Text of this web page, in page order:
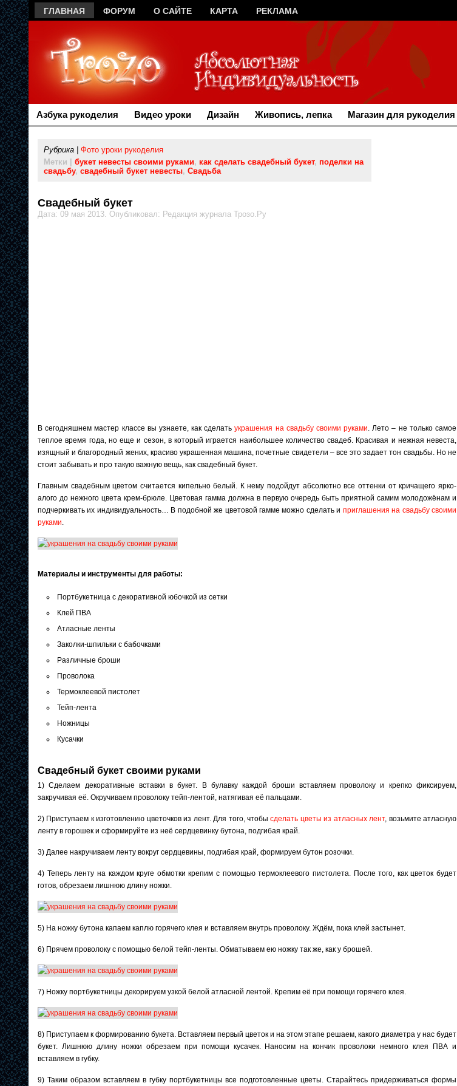
ГЛАВНАЯ ФОРУМ О САЙТЕ КАРТА РЕКЛАМА
Азбука рукоделия Видео уроки Дизайн Живопись, лепка Магазин для рукоделия
Рубрика |
Фото уроки рукоделия
Метки | букет невесты своими руками, как сделать свадебный букет, поделки на
свадьбу, свадебный букет невесты, Свадьба
Свадебный букет
Дата: 09 мая 2013. Опубликовал: Редакция журнала Трозо.Ру
В сегодняшнем мастер классе вы узнаете, как сделатьукрашения на свадьбу своими руками. Лето – не только самое
теплое время года, но еще и сезон, в который играется наибольшее количество свадеб. Красивая и нежная невеста,
изящный и благородный жених, красиво украшенная машина, почетные свидетели – все это задает тон свадьбы. Но не
стоит забывать и про такую важную вещь, как свадебный букет.
Главным свадебным цветом считается кипельно белый. К нему подойдут абсолютно все оттенки от кричащего ярко-
алого до нежного цвета крем-брюле. Цветовая гамма должна в первую очередь быть приятной самим молодожёнам и
подчеркивать их индивидуальность… В подобной же цветовой гамме можно сделать и приглашения на свадьбу своими
руками.
Материалы и инструменты для работы:
Портбукетница с декоративной юбочкой из сетки
Клей ПВА
Атласные ленты
Заколки-шпильки с бабочками
Различные броши
Проволока
Термоклеевой пистолет
Тейп-лента
Ножницы
Кусачки
Свадебный букет своими руками
1) Сделаем декоративные вставки в букет. В булавку каждой броши вставляем проволоку и крепко фиксируем,
закручивая её. Окручиваем проволоку тейп-лентой, натягивая её пальцами.
2) Приступаем к изготовлению цветочков из лент. Для того, чтобысделать цветы из атласных лент, возьмите атласную
ленту в горошек и сформируйте из неё сердцевинку бутона, подгибая край.
3) Далее накручиваем ленту вокруг сердцевины, подгибая край, формируем бутон розочки.
4) Теперь ленту на каждом круге обмотки крепим с помощью термоклеевого пистолета. После того, как цветок будет
готов, обрезаем лишнюю длину ножки.
5) На ножку бутона капаем каплю горячего клея и вставляем внутрь проволоку. Ждём, пока клей застынет.
6) Прячем проволоку с помощью белой тейп-ленты. Обматываем ею ножку так же, как у брошей.
7) Ножку портбукетницы декорируем узкой белой атласной лентой. Крепим её при помощи горячего клея.
8) Приступаем к формированию букета. Вставляем первый цветок и на этом этапе решаем, какого диаметра у нас будет
букет. Лишнюю длину ножки обрезаем при помощи кусачек. Наносим на кончик проволоки немного клея ПВА и
вставляем в губку.
9) Таким образом вставляем в губку портбукетницы все подготовленные цветы. Старайтесь придерживаться формы